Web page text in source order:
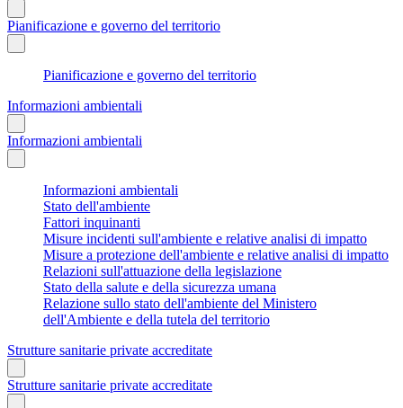
Pianificazione e governo del territorio
Pianificazione e governo del territorio
Informazioni ambientali
Informazioni ambientali
Informazioni ambientali
Stato dell'ambiente
Fattori inquinanti
Misure incidenti sull'ambiente e relative analisi di impatto
Misure a protezione dell'ambiente e relative analisi di impatto
Relazioni sull'attuazione della legislazione
Stato della salute e della sicurezza umana
Relazione sullo stato dell'ambiente del Ministero
dell'Ambiente e della tutela del territorio
Strutture sanitarie private accreditate
Strutture sanitarie private accreditate